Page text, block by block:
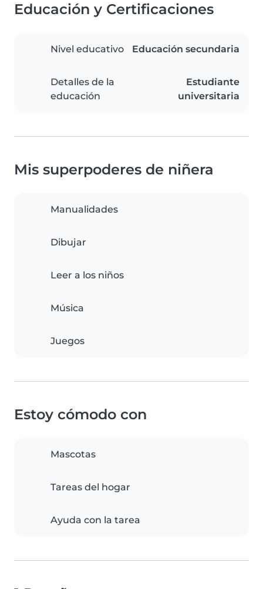
Educación y Certificaciones
Nivel educativo Educación secundaria
Detalles de la
educación
Estudiante
universitaria
Mis superpoderes de niñera
Manualidades
Dibujar
Leer a los niños
Música
Juegos
Estoy cómodo con
Mascotas
Tareas del hogar
Ayuda con la tarea